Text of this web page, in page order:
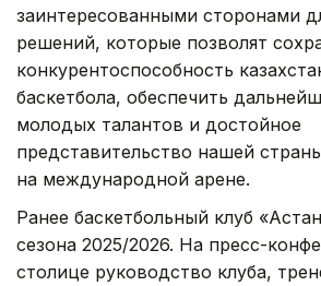
заинтересованными сторонами
решений, которые позволят
конкурентоспособность
баскетбола, обеспечить
молодых талантов и достойное
представительство нашей
на международной арене.
Ранее баскетбольный клуб
сезона 2025/2026. На пресс-
столице руководство клуба,